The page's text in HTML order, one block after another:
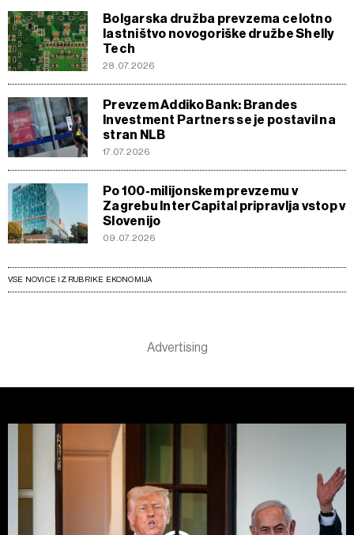
Bolgarska družba prevzema celotno
lastništvo novogoriške družbe Shelly
Tech
28.07.2026
Prevzem Addiko Bank: Brandes
Investment Partners se je postavil na
stran NLB
17.07.2026
Po 100-milijonskem prevzemu v
Zagrebu InterCapital pripravlja vstop v
Slovenijo
09.07.2026
VSE NOVICE IZ RUBRIKE EKONOMIJA